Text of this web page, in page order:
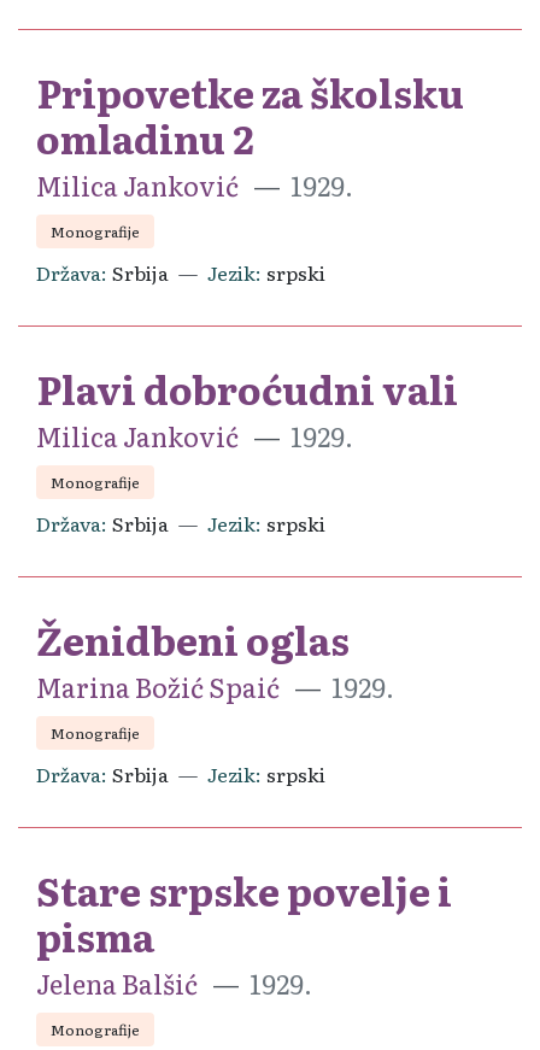
Pripovetke za školsku
omladinu 2
Milica Janković 1929.
Monografije
Država Srbija Jezik srpski
Plavi dobroćudni vali
Milica Janković 1929.
Monografije
Država Srbija Jezik srpski
Ženidbeni oglas
Marina Božić Spaić 1929.
Monografije
Država Srbija Jezik srpski
Stare srpske povelje i
pisma
Jelena Balšić 1929.
Monografije